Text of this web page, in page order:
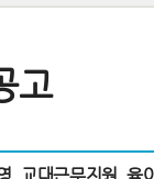
고